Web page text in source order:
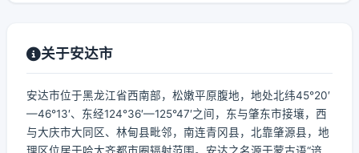
关于安达市
安达市位于黑龙江省西南部，松嫩平原腹地，地处北纬45°20′
—46°13′、东经124°36′—125°47′之间，东与肇东市接壤，西
与大庆市大同区、林甸县毗邻，南连青冈县，北靠肇源县，地